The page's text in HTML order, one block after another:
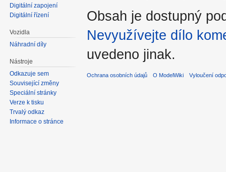
Digitální zapojení
Digitální řízení
Vozidla
Náhradní díly
Nástroje
Odkazuje sem
Související změny
Speciální stránky
Verze k tisku
Trvalý odkaz
Informace o stránce
Obsah je dostupný
Nevyužívejte dílo
uvedeno jinak.
Ochrana osobních údajů O ModelWiki Vyloučení